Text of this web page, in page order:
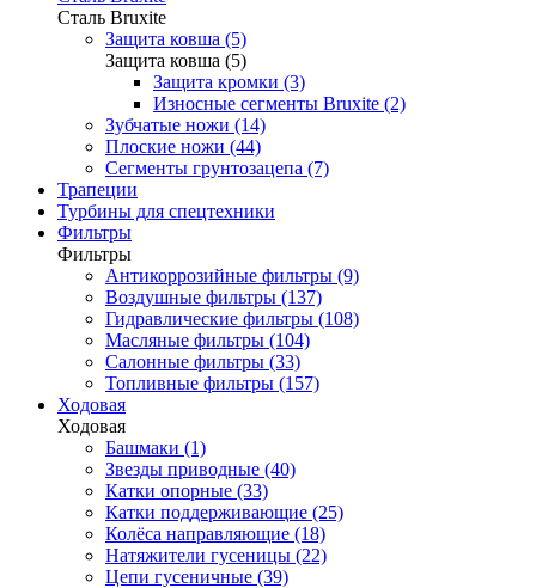
Сталь Bruxite
Защита ковша (5)
Защита ковша (5)
Защита кромки (3)
Износные сегменты Bruxite (2)
Зубчатые ножи (14)
Плоские ножи (44)
Сегменты грунтозацепа (7)
Трапеции
Турбины для спецтехники
Фильтры
Фильтры
Антикоррозийные фильтры (9)
Воздушные фильтры (137)
Гидравлические фильтры (108)
Масляные фильтры (104)
Салонные фильтры (33)
Топливные фильтры (157)
Ходовая
Ходовая
Башмаки (1)
Звезды приводные (40)
Катки опорные (33)
Катки поддерживающие (25)
Колёса направляющие (18)
Натяжители гусеницы (22)
Цепи гусеничные (39)